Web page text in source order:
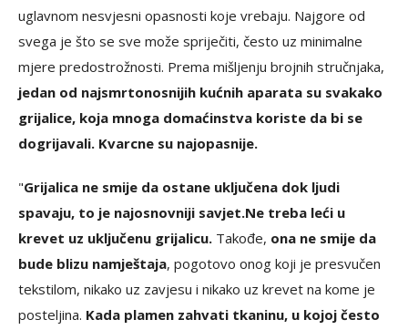
uglavnom nesvjesni opasnosti koje vrebaju. Najgore od
svega je što se sve može spriječiti, često uz minimalne
mjere predostrožnosti. Prema mišljenju brojnih stručnjaka,
jedan od najsmrtonosnijih kućnih aparata su svakako
grijalice, koja mnoga domaćinstva koriste da bi se
dogrijavali. Kvarcne su najopasnije.
"Grijalica ne smije da ostane uključena dok ljudi
spavaju, to je najosnovniji savjet.Ne treba leći u
krevet uz uključenu grijalicu. Takođe, ona ne smije da
bude blizu namještaja, pogotovo onog koji je presvučen
tekstilom, nikako uz zavjesu i nikako uz krevet na kome je
posteljina. Kada plamen zahvati tkaninu, u kojoj često